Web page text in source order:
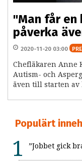
"Man får
påverka
2020-11-20 03:00
Chefläkaren Anne
Autism- och
även till starten av
Populärt
”Jobbet gick